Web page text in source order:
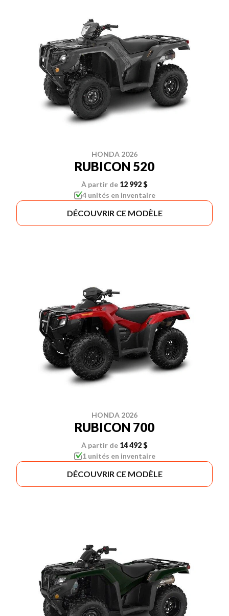
HONDA 2026
RUBICON 520
À partir de 12 992 $
4 unités en inventaire
DÉCOUVRIR CE MODÈLE
HONDA 2026
RUBICON 700
À partir de 14 492 $
1 unités en inventaire
DÉCOUVRIR CE MODÈLE